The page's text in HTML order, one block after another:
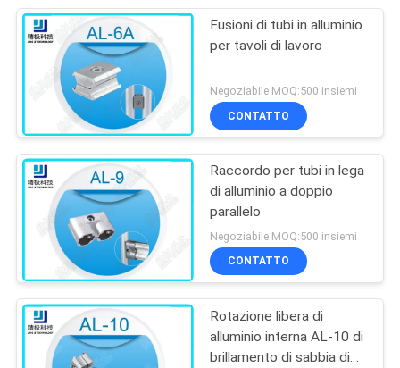
Fusioni di tubi in alluminio
per tavoli di lavoro
Negoziabile MOQ:500 insiemi
CONTATTO
Raccordo per tubi in lega
di alluminio a doppio
parallelo
Negoziabile MOQ:500 insiemi
CONTATTO
Rotazione libera di
alluminio interna AL-10 di
brillamento di sabbia di